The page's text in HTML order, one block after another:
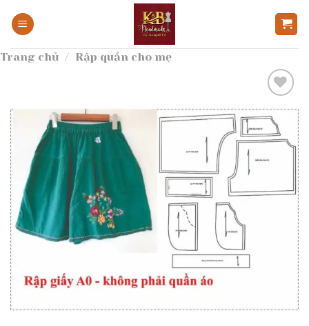
qua
dung
Trang chủ / Rập quần cho mẹ
Add to
wishlist